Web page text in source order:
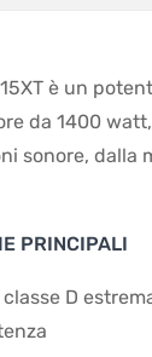
è un
da 1400
sonore, dalla
PRINCIPALI
D